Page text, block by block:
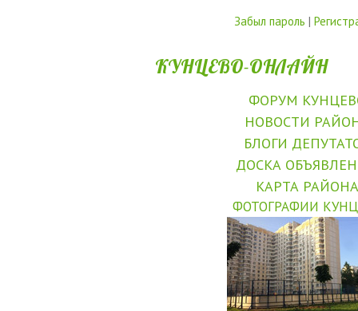
Забыл пароль |
КУНЦЕВО-ОНЛАЙН
ФОРУМ
НОВОСТИ
БЛОГИ
ДОСКА
КАРТА РАЙОНА
ФОТОГРАФИИ